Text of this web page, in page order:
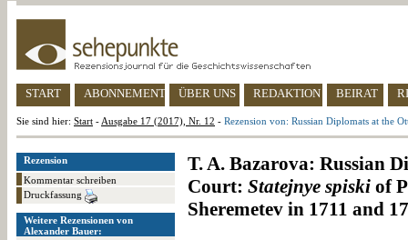
START ABONNEMENT ÜBER UNS REDAKTION BEIRAT
Sie sind hier: Start - Ausgabe 17 (2017), Nr. 12 - Rezension von: Russian Diplomats at the
Rezension
Kommentar schreiben
Druckfassung
Weitere Rezensionen von
Alexander Bauer:
T. A. Bazarova: Russian
Court: Statejnye spiski of
Sheremetev in 1711 and